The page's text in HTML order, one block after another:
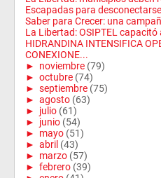
Escapadas para
Saber para Crecer: una
La Libertad: OSIPTEL capacitó
HIDRANDINA INTENSIFICA
CONEXIONE...
► noviembre (79)
► octubre (74)
► septiembre (75)
► agosto (63)
► julio (61)
► junio (54)
► mayo (51)
► abril (43)
► marzo (57)
► febrero (39)